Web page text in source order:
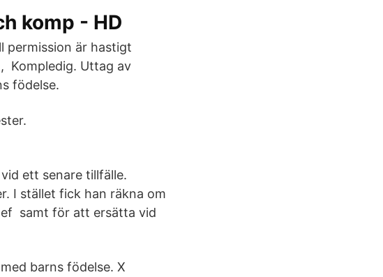
komp - HD
permission är hastigt
Kompledig. Uttag av
födelse.
ett senare tillfälle.
I stället fick han räkna om
samt för att ersätta vid
barns födelse. X